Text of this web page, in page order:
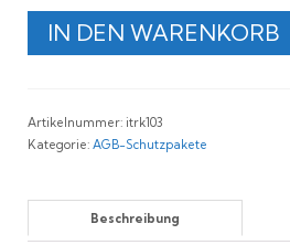
Rechtssicheres
AGB
Menge
IN DEN WARENKORB
Artikelnummer: itrk103
Kategorie: AGB-Schutzpakete
Beschreibung